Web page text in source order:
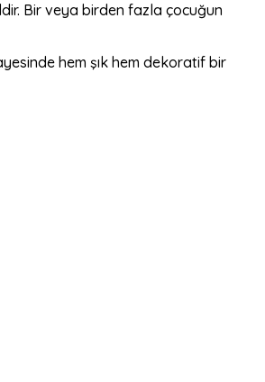
Bir veya birden fazla çocuğun
hem şık hem dekoratif bir